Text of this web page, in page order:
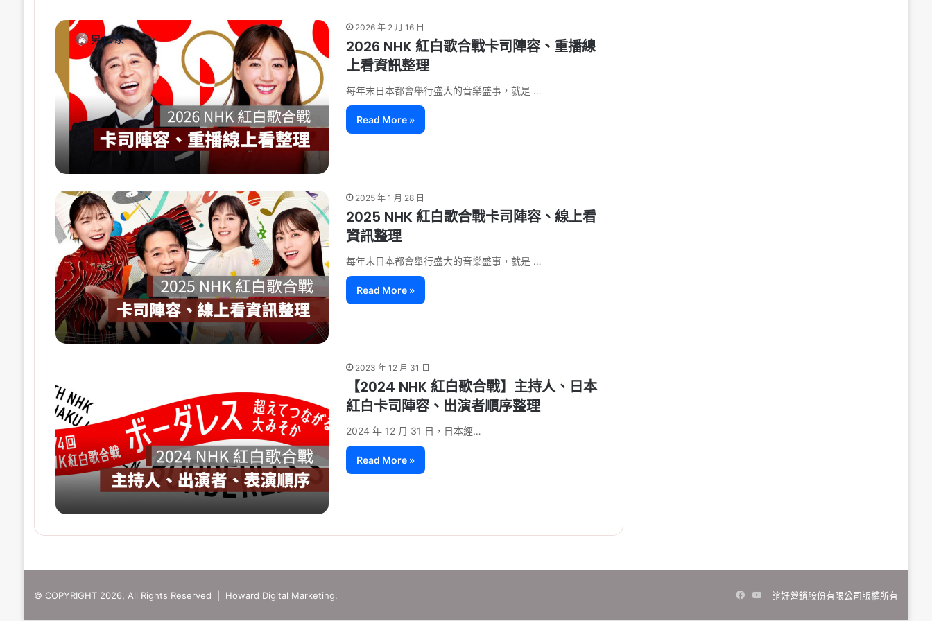
2026 年 2 月 16 日
2026 NHK 紅白歌合戰卡司陣容、重播線
上看資訊整理
每年末日本都會舉行盛大的音樂盛事，就是 …
Read More »
2025 年 1 月 28 日
2025 NHK 紅白歌合戰卡司陣容、線上看
資訊整理
每年末日本都會舉行盛大的音樂盛事，就是 …
Read More »
2023 年 12 月 31 日
【2024 NHK 紅白歌合戰】主持人、日本
紅白卡司陣容、出演者順序整理
2024 年 12 月 31 日，日本經…
Read More »
© COPYRIGHT 2026, All Rights Reserved | Howard Digital Marketing. 誼好營銷股份有限公司版權所有
Facebook
YouTube